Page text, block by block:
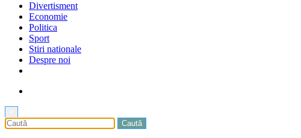
Divertisment
Economie
Politica
Sport
Stiri nationale
Despre noi